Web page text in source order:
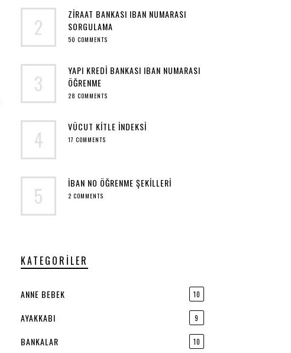
2
ZIRAAT BANKASI IBAN NUMARASI
SORGULAMA
50 COMMENTS
3
YAPI KREDI BANKASI IBAN NUMARASI
ÖĞRENME
28 COMMENTS
4 VÜCUT KITLE INDEKSI
17 COMMENTS
5 IBAN NO ÖĞRENME ŞEKILLERI
2 COMMENTS
KATEGORILER
ANNE BEBEK 10
AYAKKABI 9
BANKALAR 10